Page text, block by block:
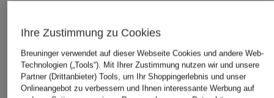
ÄHNLICHE ARTIKEL ENTDECKEN
Ihre Zustimmung zu Cookies
Breuninger verwendet auf dieser Webseite Cookies und andere Web-
Technologien („Tools“). Mit Ihrer Zustimmung nutzen wir und unsere
Partner (Drittanbieter) Tools, um Ihr Shoppingerlebnis und unser
Onlineangebot zu verbessern und Ihnen interessante Werbung auf